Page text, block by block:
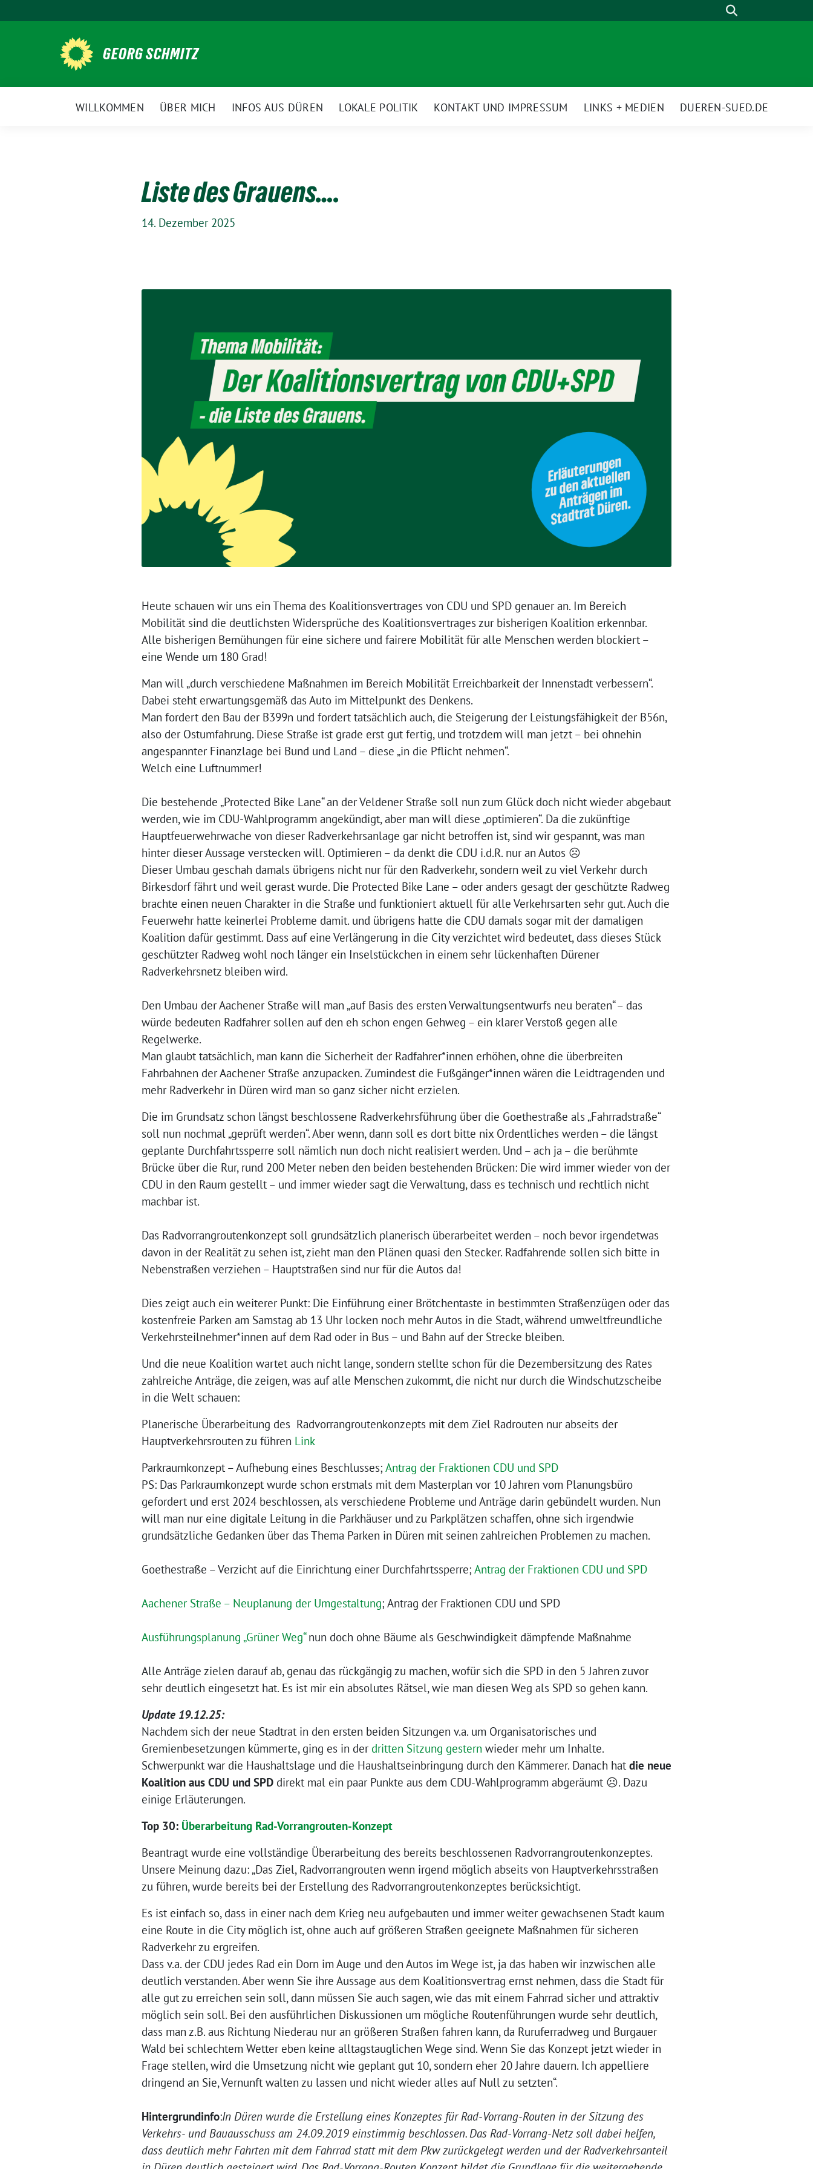
zum
Suche
GEORG SCHMITZ
WILLKOMMEN ÜBER MICH INFOS AUS DÜREN LOKALE POLITIK KONTAKT UND IMPRESSUM LINKS + MEDIEN DUEREN-SUED.DE
Liste des Grauens….
14. Dezember 2025
Heute schauen wir uns ein Thema des Koalitionsvertrages von CDU und SPD genauer an. Im Bereich
Mobilität sind die deutlichsten Widersprüche des Koalitionsvertrages zur bisherigen Koalition erkennbar.
Alle bisherigen Bemühungen für eine sichere und fairere Mobilität für alle Menschen werden blockiert –
eine Wende um 180 Grad!
Man will „durch verschiedene Maßnahmen im Bereich Mobilität Erreichbarkeit der Innenstadt verbessern“.
Dabei steht erwartungsgemäß das Auto im Mittelpunkt des Denkens.
Man fordert den Bau der B399n und fordert tatsächlich auch, die Steigerung der Leistungsfähigkeit der B56n,
also der Ostumfahrung. Diese Straße ist grade erst gut fertig, und trotzdem will man jetzt – bei ohnehin
angespannter Finanzlage bei Bund und Land – diese „in die Pflicht nehmen“.
Welch eine Luftnummer!
Die bestehende „Protected Bike Lane“ an der Veldener Straße soll nun zum Glück doch nicht wieder abgebaut
werden, wie im CDU-Wahlprogramm angekündigt, aber man will diese „optimieren“. Da die zukünftige
Hauptfeuerwehrwache von dieser Radverkehrsanlage gar nicht betroffen ist, sind wir gespannt, was man
hinter dieser Aussage verstecken will. Optimieren – da denkt die CDU i.d.R. nur an Autos ☹
Dieser Umbau geschah damals übrigens nicht nur für den Radverkehr, sondern weil zu viel Verkehr durch
Birkesdorf fährt und weil gerast wurde. Die Protected Bike Lane – oder anders gesagt der geschützte Radweg
brachte einen neuen Charakter in die Straße und funktioniert aktuell für alle Verkehrsarten sehr gut. Auch die
Feuerwehr hatte keinerlei Probleme damit. und übrigens hatte die CDU damals sogar mit der damaligen
Koalition dafür gestimmt. Dass auf eine Verlängerung in die City verzichtet wird bedeutet, dass dieses Stück
geschützter Radweg wohl noch länger ein Inselstückchen in einem sehr lückenhaften Dürener
Radverkehrsnetz bleiben wird.
Den Umbau der Aachener Straße will man „auf Basis des ersten Verwaltungsentwurfs neu beraten“ – das
würde bedeuten Radfahrer sollen auf den eh schon engen Gehweg – ein klarer Verstoß gegen alle
Regelwerke.
Man glaubt tatsächlich, man kann die Sicherheit der Radfahrer*innen erhöhen, ohne die überbreiten
Fahrbahnen der Aachener Straße anzupacken. Zumindest die Fußgänger*innen wären die Leidtragenden und
mehr Radverkehr in Düren wird man so ganz sicher nicht erzielen.
Die im Grundsatz schon längst beschlossene Radverkehrsführung über die Goethestraße als „Fahrradstraße“
soll nun nochmal „geprüft werden“. Aber wenn, dann soll es dort bitte nix Ordentliches werden – die längst
geplante Durchfahrtssperre soll nämlich nun doch nicht realisiert werden. Und – ach ja – die berühmte
Brücke über die Rur, rund 200 Meter neben den beiden bestehenden Brücken: Die wird immer wieder von der
CDU in den Raum gestellt – und immer wieder sagt die Verwaltung, dass es technisch und rechtlich nicht
machbar ist.
Das Radvorrangroutenkonzept soll grundsätzlich planerisch überarbeitet werden – noch bevor irgendetwas
davon in der Realität zu sehen ist, zieht man den Plänen quasi den Stecker. Radfahrende sollen sich bitte in
Nebenstraßen verziehen – Hauptstraßen sind nur für die Autos da!
Dies zeigt auch ein weiterer Punkt: Die Einführung einer Brötchentaste in bestimmten Straßenzügen oder das
kostenfreie Parken am Samstag ab 13 Uhr locken noch mehr Autos in die Stadt, während umweltfreundliche
Verkehrsteilnehmer*innen auf dem Rad oder in Bus – und Bahn auf der Strecke bleiben.
Und die neue Koalition wartet auch nicht lange, sondern stellte schon für die Dezembersitzung des Rates
zahlreiche Anträge, die zeigen, was auf alle Menschen zukommt, die nicht nur durch die Windschutzscheibe
in die Welt schauen:
Planerische Überarbeitung des Radvorrangroutenkonzepts mit dem Ziel Radrouten nur abseits der
Hauptverkehrsrouten zu führen Link
Parkraumkonzept – Aufhebung eines Beschlusses; Antrag der Fraktionen CDU und SPD
PS: Das Parkraumkonzept wurde schon erstmals mit dem Masterplan vor 10 Jahren vom Planungsbüro
gefordert und erst 2024 beschlossen, als verschiedene Probleme und Anträge darin gebündelt wurden. Nun
will man nur eine digitale Leitung in die Parkhäuser und zu Parkplätzen schaffen, ohne sich irgendwie
grundsätzliche Gedanken über das Thema Parken in Düren mit seinen zahlreichen Problemen zu machen.
Goethestraße – Verzicht auf die Einrichtung einer Durchfahrtssperre; Antrag der Fraktionen CDU und SPD
Aachener Straße – Neuplanung der Umgestaltung; Antrag der Fraktionen CDU und SPD
Ausführungsplanung „Grüner Weg“nun doch ohne Bäume als Geschwindigkeit dämpfende Maßnahme
Alle Anträge zielen darauf ab, genau das rückgängig zu machen, wofür sich die SPD in den 5 Jahren zuvor
sehr deutlich eingesetzt hat. Es ist mir ein absolutes Rätsel, wie man diesen Weg als SPD so gehen kann.
Update 19.12.25:
Nachdem sich der neue Stadtrat in den ersten beiden Sitzungen v.a. um Organisatorisches und
Gremienbesetzungen kümmerte, ging es in der dritten Sitzung gestern wieder mehr um Inhalte.
Schwerpunkt war die Haushaltslage und die Haushaltseinbringung durch den Kämmerer. Danach hat die neue
Koalition aus CDU und SPD direkt mal ein paar Punkte aus dem CDU-Wahlprogramm abgeräumt ☹. Dazu
einige Erläuterungen.
Top 30: Überarbeitung Rad-Vorrangrouten-Konzept
Beantragt wurde eine vollständige Überarbeitung des bereits beschlossenen Radvorrangroutenkonzeptes.
Unsere Meinung dazu: „Das Ziel, Radvorrangrouten wenn irgend möglich abseits von Hauptverkehrsstraßen
zu führen, wurde bereits bei der Erstellung des Radvorrangroutenkonzeptes berücksichtigt.
Es ist einfach so, dass in einer nach dem Krieg neu aufgebauten und immer weiter gewachsenen Stadt kaum
eine Route in die City möglich ist, ohne auch auf größeren Straßen geeignete Maßnahmen für sicheren
Radverkehr zu ergreifen.
Dass v.a. der CDU jedes Rad ein Dorn im Auge und den Autos im Wege ist, ja das haben wir inzwischen alle
deutlich verstanden. Aber wenn Sie ihre Aussage aus dem Koalitionsvertrag ernst nehmen, dass die Stadt für
alle gut zu erreichen sein soll, dann müssen Sie auch sagen, wie das mit einem Fahrrad sicher und attraktiv
möglich sein soll. Bei den ausführlichen Diskussionen um mögliche Routenführungen wurde sehr deutlich,
dass man z.B. aus Richtung Niederau nur an größeren Straßen fahren kann, da Ruruferradweg und Burgauer
Wald bei schlechtem Wetter eben keine alltagstauglichen Wege sind. Wenn Sie das Konzept jetzt wieder in
Frage stellen, wird die Umsetzung nicht wie geplant gut 10, sondern eher 20 Jahre dauern. Ich appelliere
dringend an Sie, Vernunft walten zu lassen und nicht wieder alles auf Null zu setzten“.
Hintergrundinfo:In Düren wurde die Erstellung eines Konzeptes für Rad-Vorrang-Routen in der Sitzung des
Verkehrs- und Bauausschuss am 24.09.2019 einstimmig beschlossen. Das Rad-Vorrang-Netz soll dabei helfen,
dass deutlich mehr Fahrten mit dem Fahrrad statt mit dem Pkw zurückgelegt werden und der Radverkehrsanteil